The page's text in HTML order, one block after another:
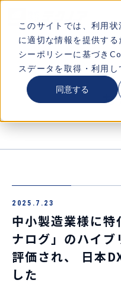
このサイトでは、利用
に適切な情報を提供す
シーポリシーに基づき
スデータを取得・利用し
同意する
企業情報
ソリューション
お知らせ
2025.7.23
中小製造業様に
ナログ」のハイ
評価され、 日本
した